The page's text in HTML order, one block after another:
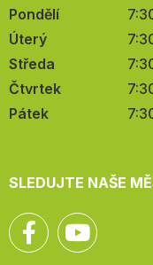
Pondělí
Úterý
Středa
Čtvrtek
Pátek
SLEDUJTE NAŠE
Facebook